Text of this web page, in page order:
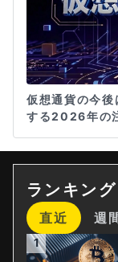
仮想通貨の今
する2026年の
ランキング
直近 週
1